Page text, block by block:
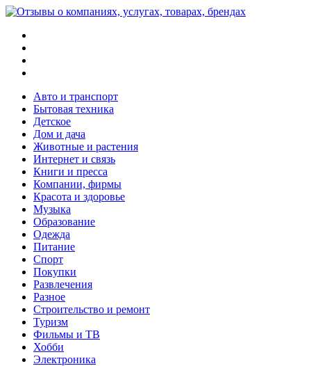
Авто и транспорт
Бытовая техника
Детское
Дом и дача
Животные и растения
Интернет и связь
Книги и пресса
Компании, фирмы
Красота и здоровье
Музыка
Образование
Одежда
Питание
Спорт
Покупки
Развлечения
Разное
Строительство и ремонт
Туризм
Фильмы и ТВ
Хобби
Электроника